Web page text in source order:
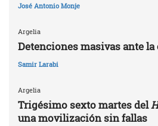
José Antonio Monje
Argelia
Detenciones masivas ante
Samir Larabi
Argelia
Trigésimo sexto martes del
una movilización sin fallas